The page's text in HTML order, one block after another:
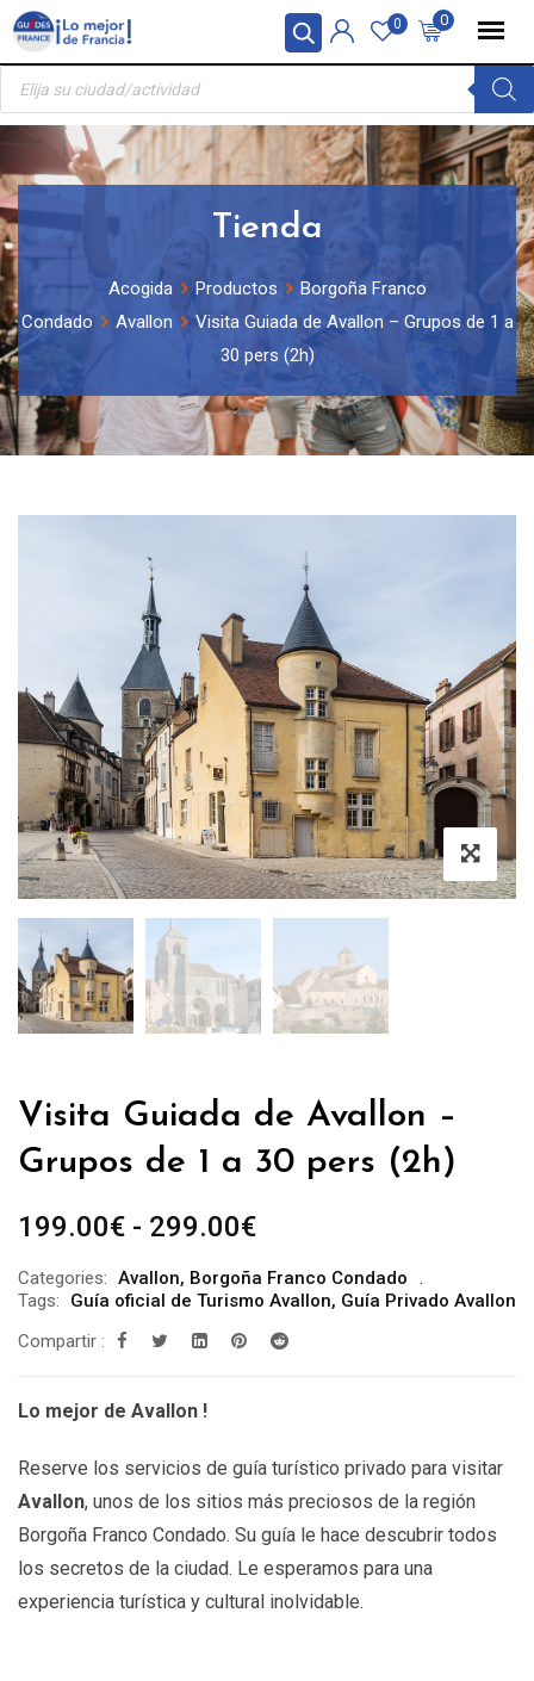
Panel de gestión de cookies
Skip
content
0
0
Búsqueda
productos
Tienda
Acogida Productos
Borgoña Franco
Condado
Avallon
Visita Guiada de Avallon – Grupos de 1 a
30 pers (2h)
Visita Guiada de Avallon –
Grupos de 1 a 30 pers (2h)
199.00€ - 299.00€Rango
precios:
desde
199.00€
Categories: Avallon, Borgoña Franco Condado
Tags:
Guía oficial de Turismo Avallon, Guía Privado Avallon
Compartir :
Lo mejor de Avallon !
Reserve los servicios de guía turístico privado para visitar
Avallon, unos de los sitios más preciosos de la región
Borgoña Franco Condado. Su guía le hace descubrir todos
los secretos de la ciudad. Le esperamos para una
experiencia turística y cultural inolvidable.